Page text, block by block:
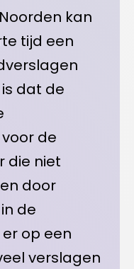
kan
tijd een
dat de
de
die niet
door
de
op een
verslagen